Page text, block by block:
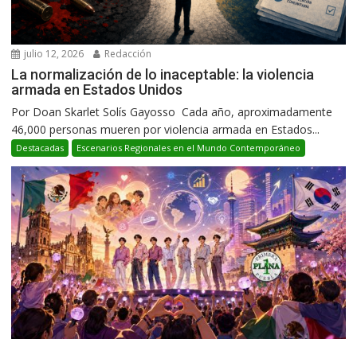
julio 12, 2026 Redacción
La normalización de lo inaceptable: la violencia
armada en Estados Unidos
Por Doan Skarlet Solís Gayosso Cada año, aproximadamente
46,000 personas mueren por violencia armada en Estados...
Destacadas Escenarios Regionales en el Mundo Contemporáneo